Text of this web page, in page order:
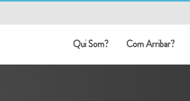
Qui Som? Com Arribar?